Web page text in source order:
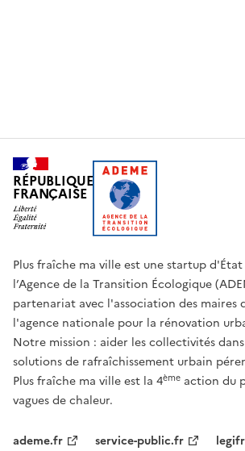
RÉPUBLIQUE
FRANÇAISE
Plus fraîche ma ville est une startup
l’Agence de la Transition Écologique
partenariat avec l'association des maires
l'agence nationale pour la rénovation
Notre mission : aider les collectivités
solutions de rafraîchissement urbain
Plus fraîche ma ville est la 4ème action du
vagues de chaleur.
ademe.fr service-public.fr